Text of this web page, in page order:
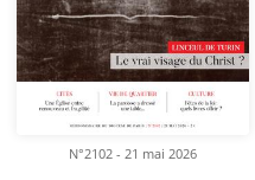
N°2102 - 21 mai 2026